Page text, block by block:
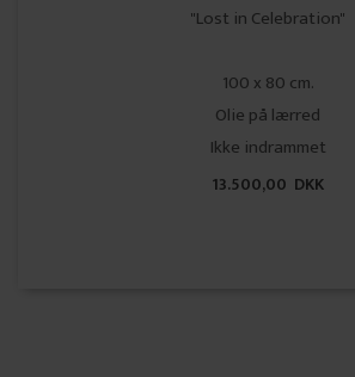
"Lost in Celebration"
100 x 80 cm.
Olie på lærred
Ikke indrammet
13.500,00 DKK